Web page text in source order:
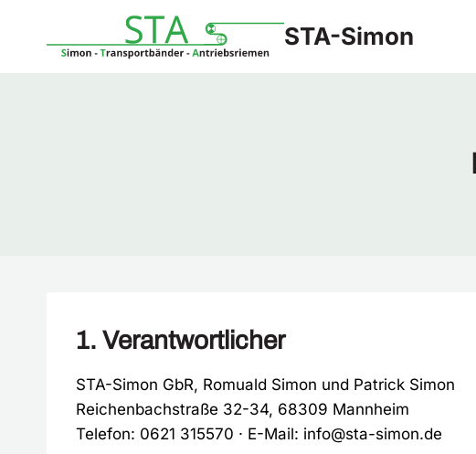
springen
STA-Simon
1. Verantwortlicher
STA-Simon GbR, Romuald Simon und Patrick Simon
Reichenbachstraße 32-34, 68309 Mannheim
Telefon: 0621 315570 · E-Mail: info@sta-simon.de